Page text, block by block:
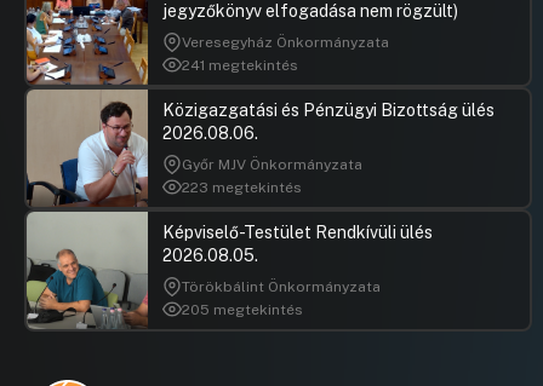
jegyzőkönyv elfogadása nem rögzült)
Veresegyház Önkormányzata
241 megtekintés
Közigazgatási és Pénzügyi Bizottság ülés
2026.08.06.
Győr MJV Önkormányzata
223 megtekintés
Képviselő-Testület Rendkívüli ülés
2026.08.05.
Törökbálint Önkormányzata
205 megtekintés